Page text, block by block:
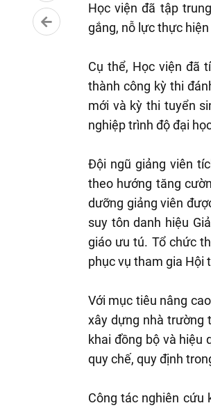
Học viện đã tập
gắng, nỗ lực thực
Cụ thể, Học viện đã
thành công kỳ thi
mới và kỳ thi tuyển
nghiệp trình độ đại
Đội ngũ giảng viên
theo hướng tăng
dưỡng giảng viên
suy tôn danh hiệu
giáo ưu tú. Tổ chức
phục vụ tham gia Hội
Với mục tiêu nâng
xây dựng nhà trường
khai đồng bộ và hiệu
quy chế, quy định
Công tác nghiên cứu